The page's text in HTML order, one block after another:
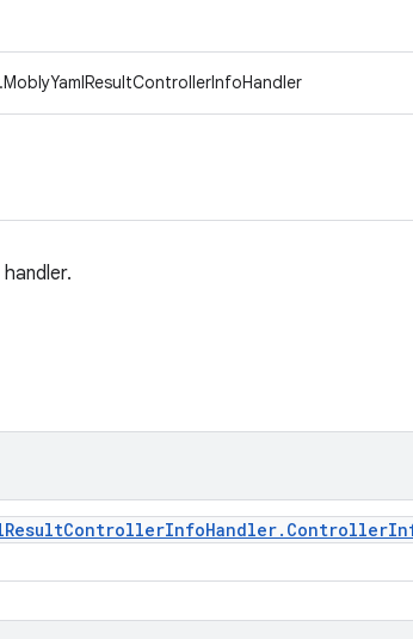
ResultControllerInfoHandler. Controller